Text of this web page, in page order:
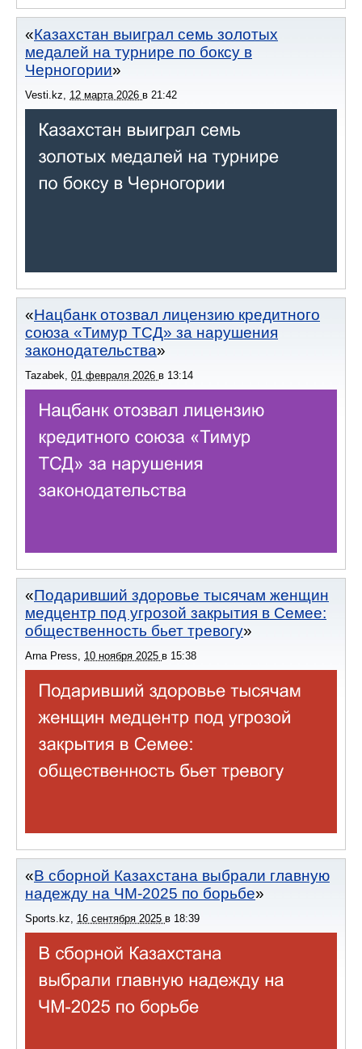
Казахстан выиграл семь золотых
медалей на турнире по боксу в
Черногории
Vesti.kz, 12 марта 2026 в 21:42
Нацбанк отозвал лицензию кредитного
союза «Тимур ТСД» за нарушения
законодательства
Tazabek, 01 февраля 2026 в 13:14
Подаривший здоровье тысячам женщин
медцентр под угрозой закрытия в Семее:
общественность бьет тревогу
Arna Press 10 ноября 2025 в 15:38
В сборной Казахстана выбрали главную
надежду на ЧМ-2025 по борьбе
Sports.kz 16 сентября 2025 в 18:39